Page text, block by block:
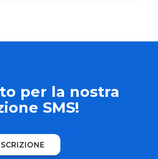
per la nostra
SMS!